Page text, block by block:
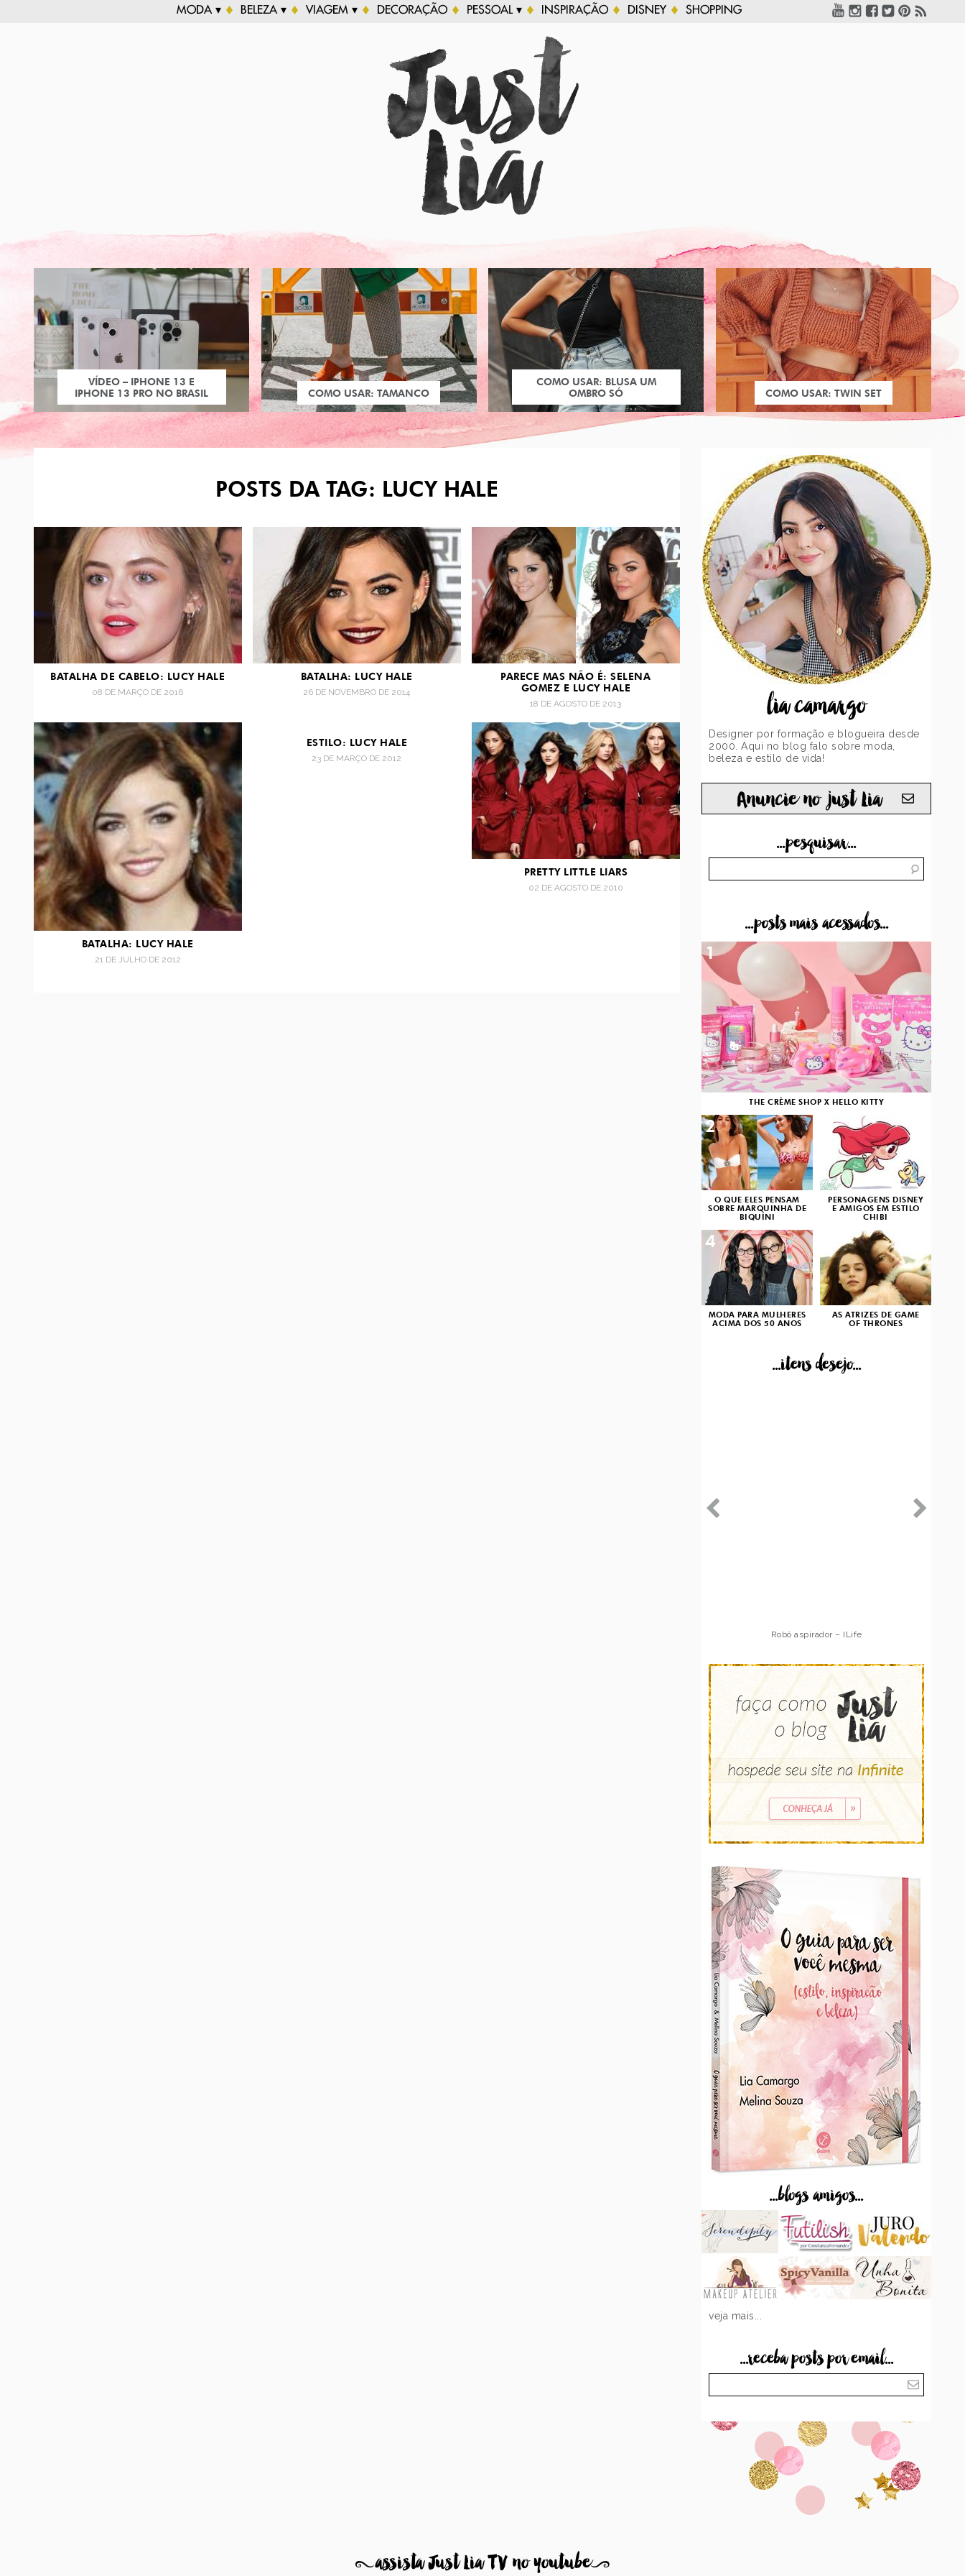
MODA ▾ BELEZA ▾ VIAGEM ▾ DECORAÇÃO PESSOAL ▾ INSPIRAÇÃO DISNEY SHOPPING
VÍDEO – IPHONE 13 E
IPHONE 13 PRO NO BRASIL
COMO USAR: TAMANCO
COMO USAR: BLUSA UM
OMBRO SÓ
COMO USAR: TWIN SET
POSTS DA TAG: LUCY HALE
BATALHA DE CABELO: LUCY HALE
08 DE MARÇO DE 2016
BATALHA: LUCY HALE
26 DE NOVEMBRO DE 2014
PARECE MAS NÃO É: SELENA
GOMEZ E LUCY HALE
18 DE AGOSTO DE 2013
BATALHA: LUCY HALE
21 DE JULHO DE 2012
ESTILO: LUCY HALE
23 DE MARÇO DE 2012
PRETTY LITTLE LIARS
02 DE AGOSTO DE 2010
lia camargo
Designer por formação e blogueira desde
2000. Aqui no blog falo sobre moda,
beleza e estilo de vida!
Anuncie no just Lia
...pesquisar...
...posts mais acessados...
THE CRÈME SHOP X HELLO KITTY
1
O QUE ELES PENSAM
SOBRE MARQUINHA DE
BIQUÍNI
2
PERSONAGENS DISNEY
E AMIGOS EM ESTILO
CHIBI
3
MODA PARA MULHERES
ACIMA DOS 50 ANOS
4
AS ATRIZES DE GAME
OF THRONES
...itens desejo...
Robô aspirador – ILife
...blogs amigos...
veja mais...
...receba posts por email...
8assista Just Lia TV no youtube9